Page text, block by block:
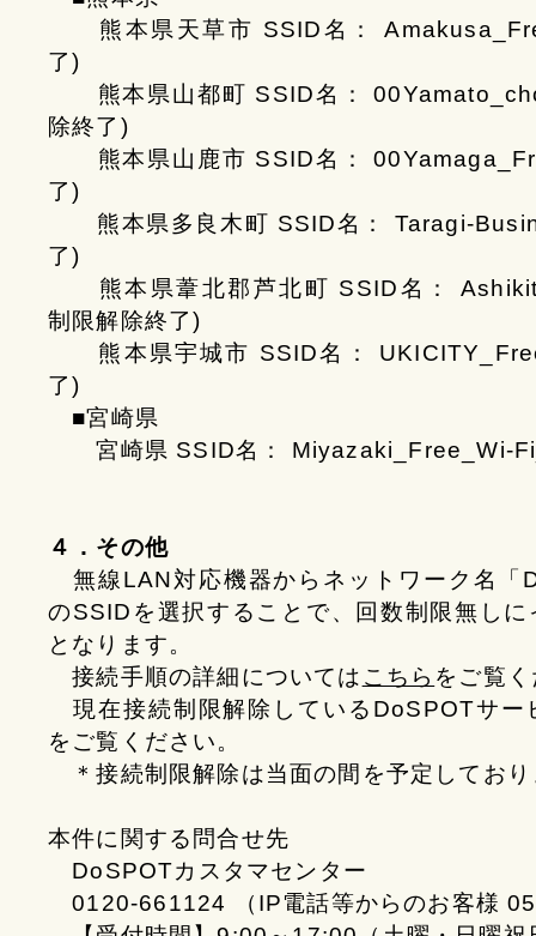
熊本県天草市 SSID名：
了)
熊本県山都町 SSID名：
除終了)
熊本県山鹿市 SSID名：
了)
熊本県多良木町 SSID名： Taragi-
了)
熊本県葦北郡芦北町 SSID名：
制限解除終了)
熊本県宇城市 SSID名：
了)
■宮崎県
宮崎県 SSID名： Miyazaki_Free_Wi-
４．その他
無線LAN対応機器からネットワーク名「
のSSIDを選択することで、回数制限無し
となります。
接続手順の詳細については こちら をご覧
現在接続制限解除しているDoSPOTサー
をご覧ください。
＊接続制限解除は当面の間を予定しており
本件に関する問合せ先
DoSPOTカスタマセンター
0120-661124 （IP電話等からのお客様